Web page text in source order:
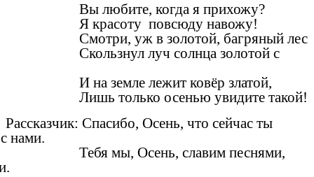
Вы любите, когда я прихожу?
Я красоту повсюду навожу!
Смотри, уж в золотой, багряный лес
Скользнул луч солнца золотой с
И на земле лежит ковёр златой,
Лишь только осенью увидите такой!
Рассказчик: Спасибо, Осень, что сейчас ты
нами.
Тебя мы, Осень, славим песнями,